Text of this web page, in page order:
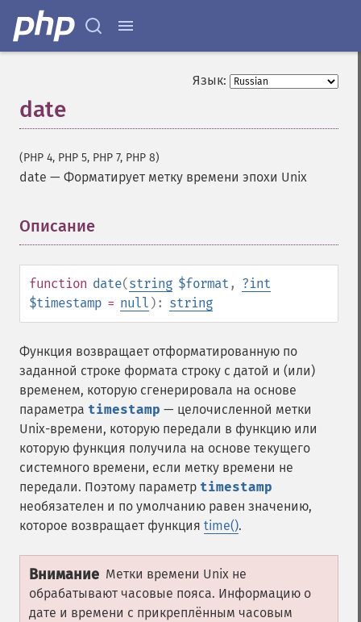
Язык:
date
(PHP 4, PHP 5, PHP 7, PHP 8)
date — Форматирует метку времени эпохи Unix
Описание
function date(string $format , ?int
$timestamp = null ): string
Функция возвращает отформатированную по
заданной строке формата строку с датой и (или)
временем, которую сгенерировала на основе
параметра timestamp — целочисленной метки
Unix-времени, которую передали в функцию или
которую функция получила на основе текущего
системного времени, если метку времени не
передали. Поэтому параметр timestamp
необязателен и по умолчанию равен значению,
которое возвращает функция time().
Внимание Метки времени Unix не
обрабатывают часовые пояса. Информацию о
дате и времени с прикреплённым часовым